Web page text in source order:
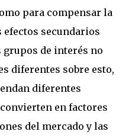
para compensar la
secundarios
de interés no
diferentes sobre esto,
diferentes
en factores
del mercado y las